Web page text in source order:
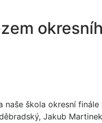
naše škola okresní
Jakub